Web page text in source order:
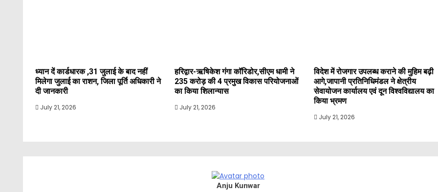
ध्यान दें कार्डधारक ,31 जुलाई के बाद नहीं
मिलेगा जुलाई का राशन, जिला पूर्ति अधिकारी ने
दी जानकारी
July 21, 2026
हरिद्वार-ऋषिकेश गंगा कॉरिडोर,सीएम धामी ने
235 करोड़ की 4 प्रमुख विकास परियोजनाओं
का किया शिलान्यास
July 21, 2026
विदेश में रोजगार उपलब्ध कराने की मुहिम बढ़ी
आगे,जापानी प्रतिनिधिमंडल ने क्षेत्रीय
सेवायोजन कार्यालय एवं दून विश्वविद्यालय का
किया भ्रमण
July 21, 2026
Anju Kunwar